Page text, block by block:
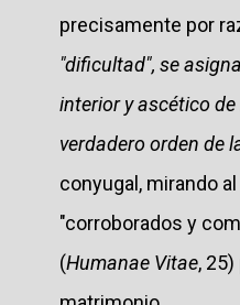
precisamente por
"dificultad", se
interior y ascético
verdadero orden de
conyugal, mirando
"corroborados y
(Humanae Vitae,